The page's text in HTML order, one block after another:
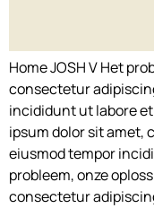
Home JOSH V Het
consectetur
incididunt ut labore
ipsum dolor sit amet,
eiusmod tempor
probleem, onze
consectetur